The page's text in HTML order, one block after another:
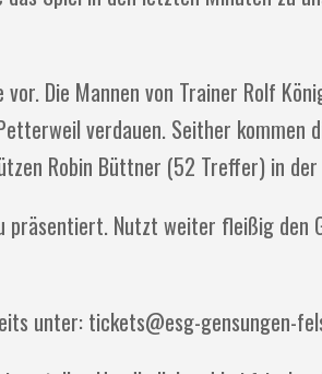
Die Mannen von Trainer Rolf
verdauen. Seither kommen
Robin Büttner (52 Treffer) in
präsentiert. Nutzt weiter fleißig den
unter: tickets@esg-gensungen-